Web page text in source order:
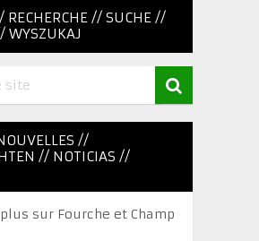
RECHERCHE // SUCHE //
WYSZUKAJ
//
// NOTICIAS //
sur Fourche et Champ